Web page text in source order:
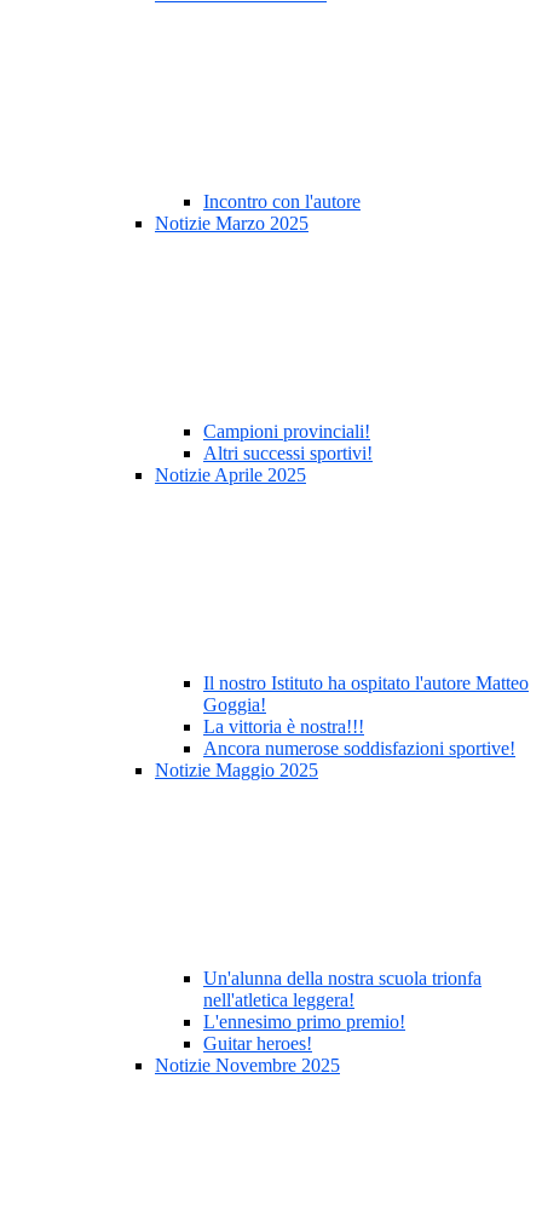
Incontro con l'autore
Notizie Marzo 2025
Campioni provinciali!
Altri successi sportivi!
Notizie Aprile 2025
Il nostro Istituto ha ospitato l'autore Matteo
Goggia!
La vittoria è nostra!!!
Ancora numerose soddisfazioni sportive!
Notizie Maggio 2025
Un'alunna della nostra scuola trionfa
nell'atletica leggera!
L'ennesimo primo premio!
Guitar heroes!
Notizie Novembre 2025